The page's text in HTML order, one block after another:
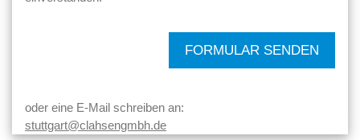
FORMULAR SENDEN
oder eine E-Mail schreiben an:
stuttgart@clahsengmbh.de